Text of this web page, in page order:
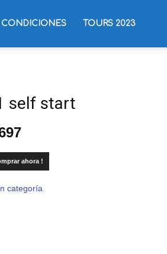
CONDICIONES TOURS 2023
self start
ahora !
categoría